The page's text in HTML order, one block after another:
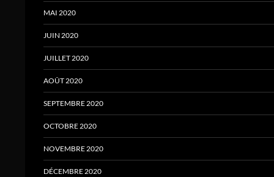
MAI 2020
JUIN 2020
JUILLET 2020
AOÛT 2020
SEPTEMBRE 2020
OCTOBRE 2020
NOVEMBRE 2020
DÉCEMBRE 2020